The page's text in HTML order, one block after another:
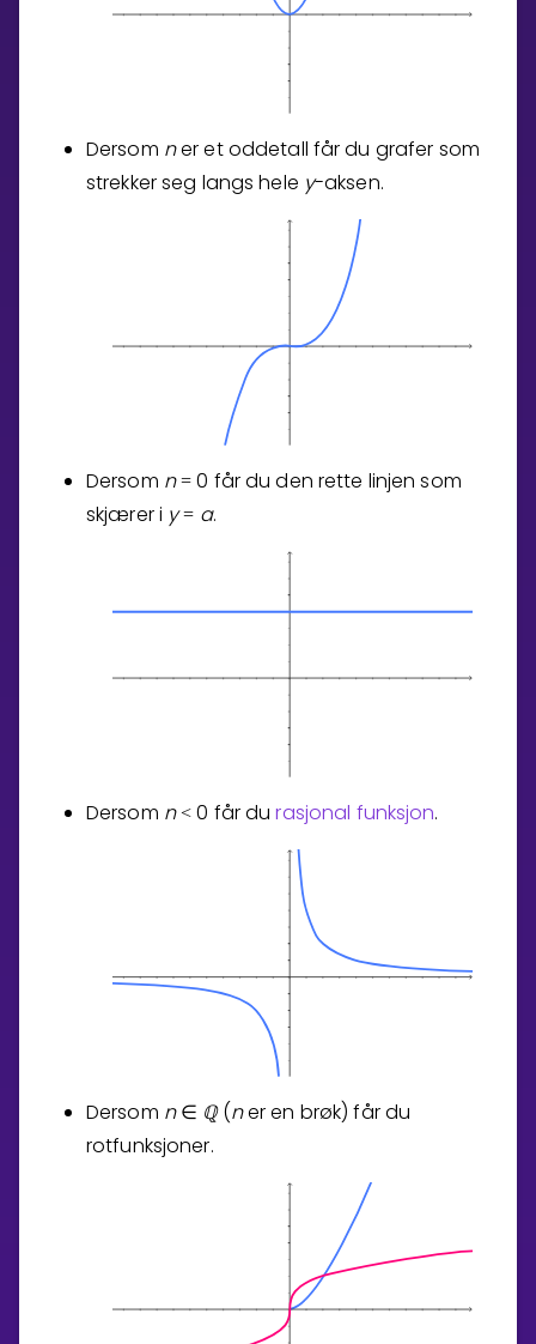
Dersom ner et oddetall får du grafer som
strekker seg langs hele y-aksen.
Dersom n = 0 får du den rette linjen som
skjærer i y = a.
Dersom n < 0 får durasjonal funksjon.
Dersom n ∈ ℚ(ner en brøk) får du
rotfunksjoner.